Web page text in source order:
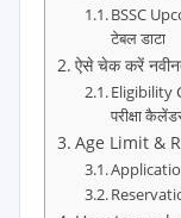
BSSC
टेबल डाटा
ऐसे चेक करें
Eligibility
परीक्षा
Age Limit &